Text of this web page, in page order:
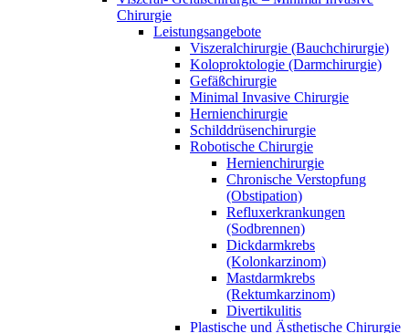
Chirurgie
Leistungsangebote
Viszeralchirurgie (Bauchchirurgie)
Koloproktologie (Darmchirurgie)
Gefäßchirurgie
Minimal Invasive Chirurgie
Hernienchirurgie
Schilddrüsenchirurgie
Robotische Chirurgie
Hernienchirurgie
Chronische Verstopfung
(Obstipation)
Refluxerkrankungen
(Sodbrennen)
Dickdarmkrebs
(Kolonkarzinom)
Mastdarmkrebs
(Rektumkarzinom)
Divertikulitis
Plastische und Ästhetische Chirurgie